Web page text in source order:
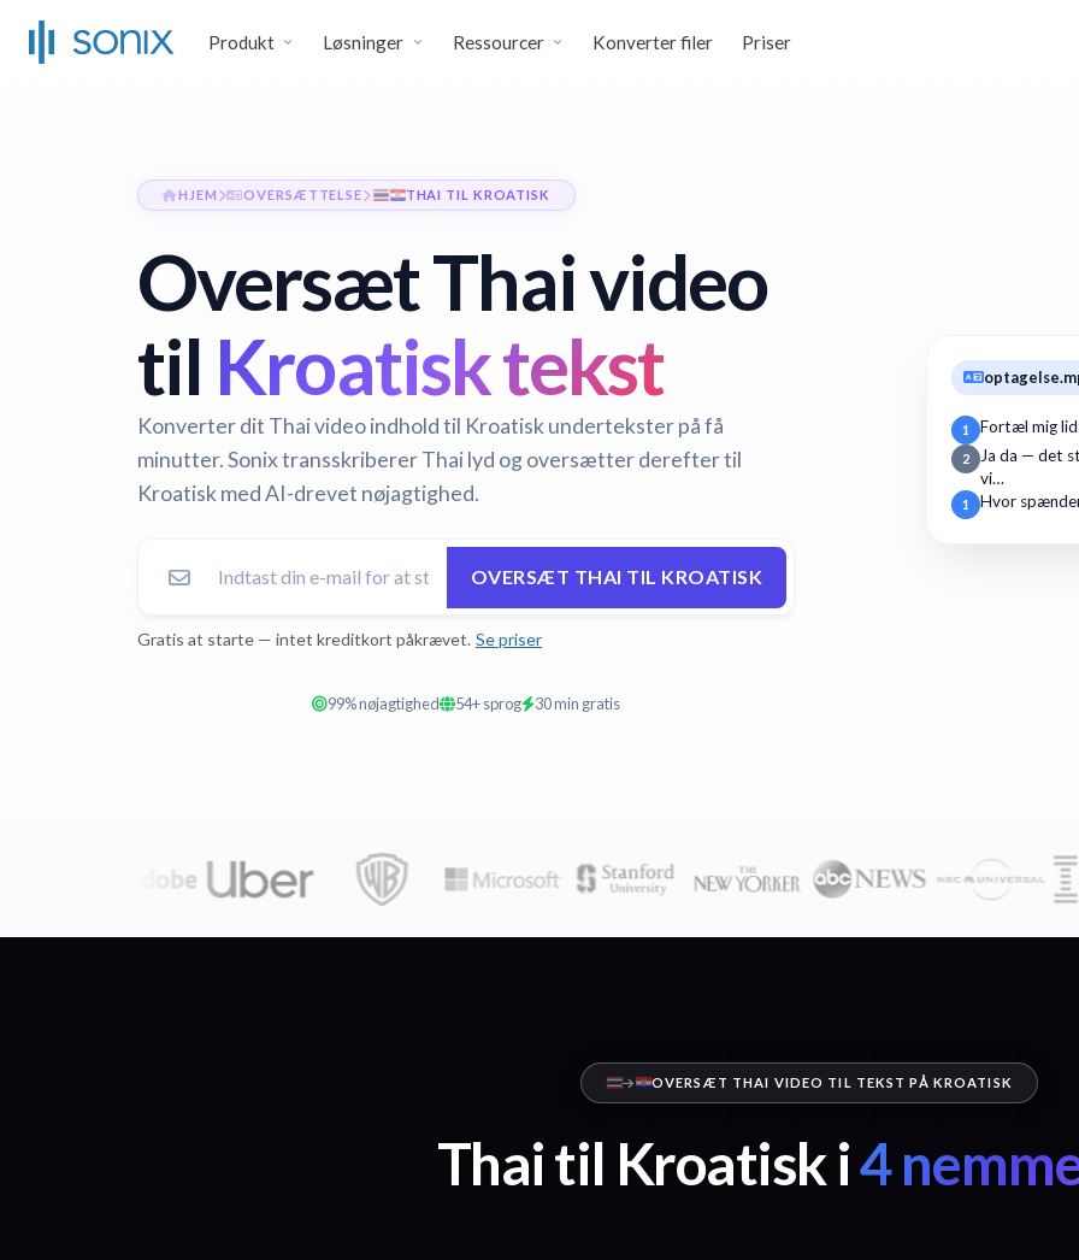
Produkt Løsninger Ressourcer Konverter filer Priser
HJEM OVERSÆTTELSE THAI TIL KROATISK
Oversæt Thai video
til Kroatisk tekst
Konverter dit Thai video indhold til Kroatisk undertekster på få
minutter. Sonix transskriberer Thai lyd og oversætter derefter til
Kroatisk med AI-drevet nøjagtighed.
OVERSÆT THAI TIL KROATISK
Gratis at starte — intet kreditkort påkrævet. Se priser
99% nøjagtighed 54+ sprog 30 min gratis
1 Fortæl mig
2
Ja da — det
vi…
1 Hvor
OVERSÆT THAI VIDEO TIL TEKST PÅ KROATISK
Thai til Kroatisk i4